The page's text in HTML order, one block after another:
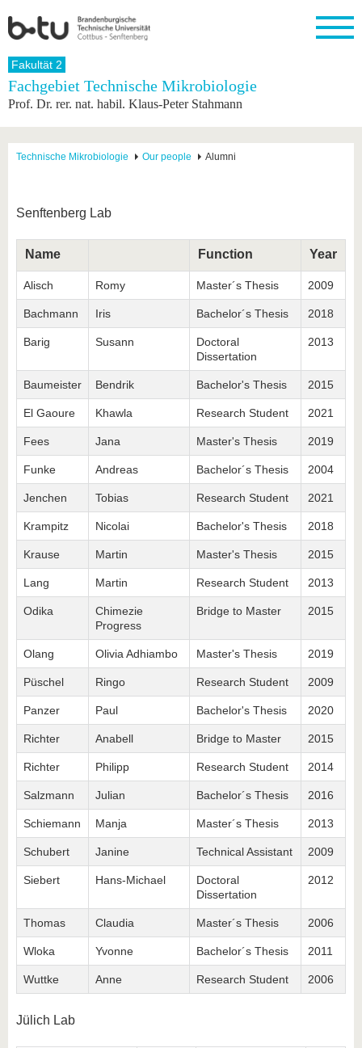
Startseite
Universität
Struktur
Engagement
Forschung
Forschung
Wissenschaftlicher
Studium
Vor dem
Studium
International
Profil
Mit der
Ausland
internationale
Weiterbildung
Wissenschaftliche
Fachkräfte
an der
Lernen
Werte
Fakultät 2
Fachgebiet Technische Mikrobiologie
Prof. Dr. rer. nat. habil. Klaus-Peter Stahmann
Technische Mikrobiologie Our people Alumni
Senftenberg Lab
Name Function Year
Alisch Romy Master´s Thesis 2009
Bachmann Iris Bachelor´s Thesis 2018
Barig Susann
Doctoral
Dissertation
2013
Baumeister Bendrik Bachelor's Thesis 2015
El Gaoure Khawla Research Student 2021
Fees Jana Master's Thesis 2019
Funke Andreas Bachelor´s Thesis 2004
Jenchen Tobias Research Student 2021
Krampitz Nicolai Bachelor's Thesis 2018
Krause Martin Master's Thesis 2015
Lang Martin Research Student 2013
Odika
Chimezie
Progress
Bridge to Master 2015
Olang Olivia Adhiambo Master's Thesis 2019
Püschel Ringo Research Student 2009
Panzer Paul Bachelor's Thesis 2020
Richter Anabell Bridge to Master 2015
Richter Philipp Research Student 2014
Salzmann Julian Bachelor´s Thesis 2016
Schiemann Manja Master´s Thesis 2013
Schubert Janine Technical Assistant 2009
Siebert Hans-Michael
Doctoral
Dissertation
2012
Thomas Claudia Master´s Thesis 2006
Wloka Yvonne Bachelor´s Thesis 2011
Wuttke Anne Research Student 2006
Jülich Lab